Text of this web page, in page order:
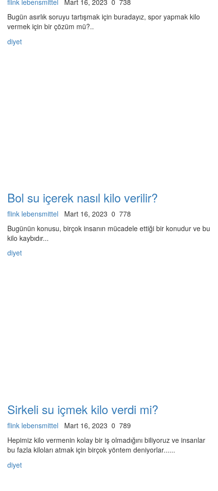
Bugün asırlık soruyu tartışmak için buradayız, spor yapmak kilo
vermek için bir çözüm mü?..
diyet
Bol su içerek nasıl kilo verilir?
flink lebensmittel Mart 16, 2023 0 778
Bugünün konusu, birçok insanın mücadele ettiği bir konudur ve bu
kilo kaybıdır...
diyet
Sirkeli su içmek kilo verdi mi?
flink lebensmittel Mart 16, 2023 0 789
Hepimiz kilo vermenin kolay bir iş olmadığını biliyoruz ve insanlar
bu fazla kiloları atmak için birçok yöntem deniyorlar......
diyet